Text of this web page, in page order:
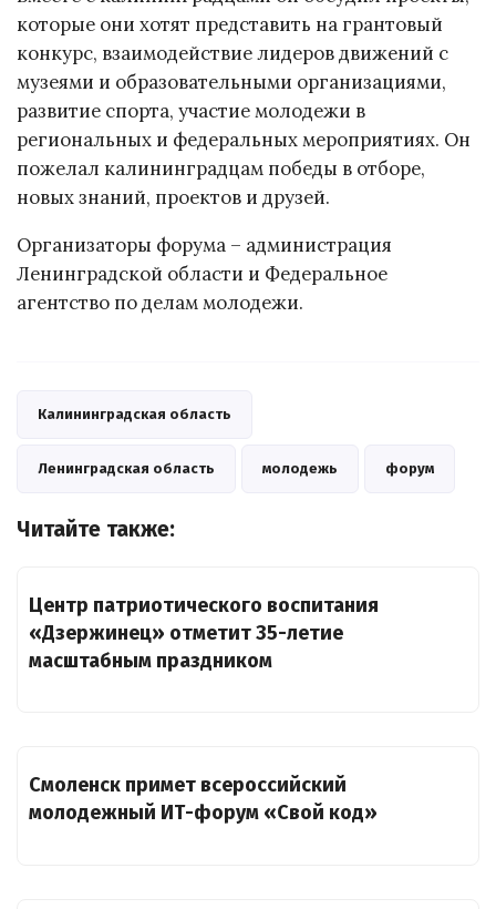
которые они хотят представить на грантовый
конкурс, взаимодействие лидеров движений с
музеями и образовательными организациями,
развитие спорта, участие молодежи в
региональных и федеральных мероприятиях. Он
пожелал калининградцам победы в отборе,
новых знаний, проектов и друзей.
Организаторы форума – администрация
Ленинградской области и Федеральное
агентство по делам молодежи.
Калининградская область
Ленинградская область молодежь форум
Читайте также:
Центр патриотического воспитания
«Дзержинец» отметит 35-летие
масштабным праздником
Смоленск примет всероссийский
молодежный ИТ-форум «Свой код»